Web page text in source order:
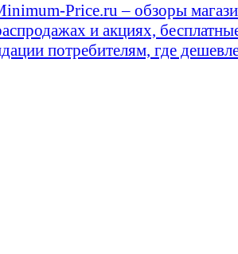
Price.ru – обзоры
и акциях,
потребителям, где